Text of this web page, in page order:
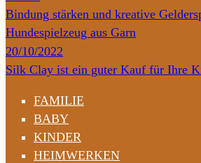
Bindung stärken und kreative
Hundespielzeug aus Garn
20/10/2022
Silk Clay ist ein guter Kauf für Ihre
FAMILIE
BABY
KINDER
HEIMWERKEN